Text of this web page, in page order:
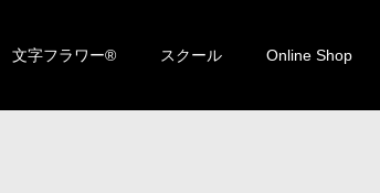
文字フラワー®︎ スクール Online Shop